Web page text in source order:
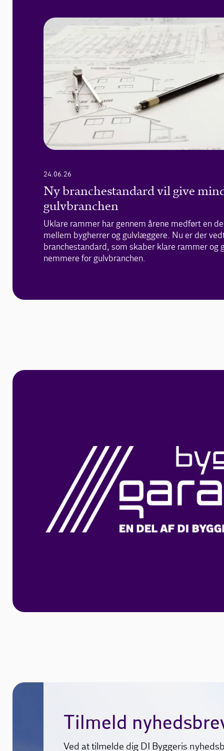
24.06.26
Ny branchestandard vil give
gulvbranchen
Uklare rammer har gennem årene medført en
mellem bygherrer og gulvlæggere. Nu er der
branchestandard, som skaber klare rammer og
nemmere for gulvbranchen.
Tilmeld
Ved at tilmelde dig DI Byggeris